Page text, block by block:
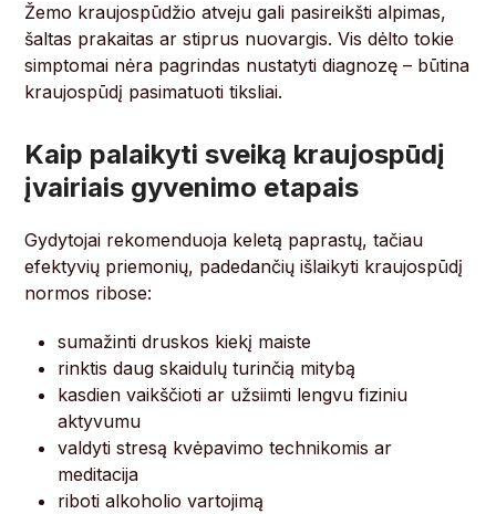
Žemo kraujospūdžio atveju gali pasireikšti alpimas,
šaltas prakaitas ar stiprus nuovargis. Vis dėlto tokie
simptomai nėra pagrindas nustatyti diagnozę – būtina
kraujospūdį pasimatuoti tiksliai.
Kaip palaikyti sveiką kraujospūdį
įvairiais gyvenimo etapais
Gydytojai rekomenduoja keletą paprastų, tačiau
efektyvių priemonių, padedančių išlaikyti kraujospūdį
normos ribose:
sumažinti druskos kiekį maiste
rinktis daug skaidulų turinčią mitybą
kasdien vaikščioti ar užsiimti lengvu fiziniu
aktyvumu
valdyti stresą kvėpavimo technikomis ar
meditacija
riboti alkoholio vartojimą